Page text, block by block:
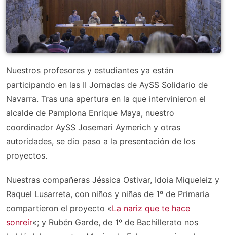
Nuestros profesores y estudiantes ya están
participando en las II Jornadas de AySS Solidario de
Navarra. Tras una apertura en la que intervinieron el
alcalde de Pamplona Enrique Maya, nuestro
coordinador AySS Josemari Aymerich y otras
autoridades, se dio paso a la presentación de los
proyectos.
Nuestras compañeras Jéssica Ostivar, Idoia Miqueleiz y
Raquel Lusarreta, con niños y niñas de 1º de Primaria
compartieron el proyecto «La nariz que te hace
sonreír«; y Rubén Garde, de 1º de Bachillerato nos